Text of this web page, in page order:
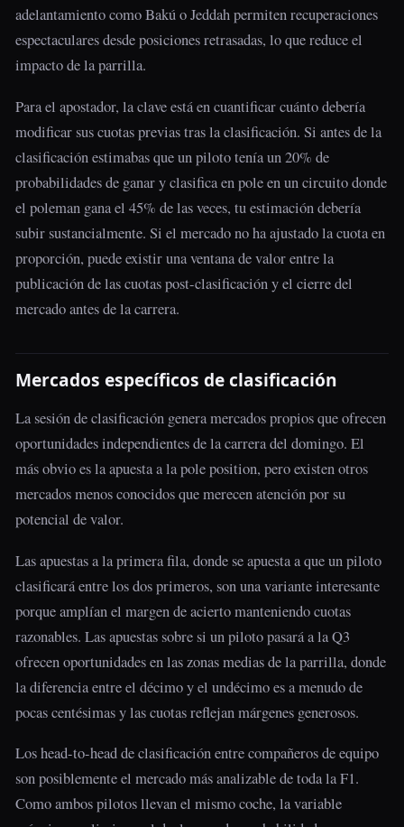
adelantamiento como Bakú o Jeddah permiten recuperaciones
espectaculares desde posiciones retrasadas, lo que reduce el
impacto de la parrilla.
Para el apostador, la clave está en cuantificar cuánto debería
modificar sus cuotas previas tras la clasificación. Si antes de la
clasificación estimabas que un piloto tenía un 20% de
probabilidades de ganar y clasifica en pole en un circuito donde
el poleman gana el 45% de las veces, tu estimación debería
subir sustancialmente. Si el mercado no ha ajustado la cuota en
proporción, puede existir una ventana de valor entre la
publicación de las cuotas post-clasificación y el cierre del
mercado antes de la carrera.
Mercados específicos de clasificación
La sesión de clasificación genera mercados propios que ofrecen
oportunidades independientes de la carrera del domingo. El
más obvio es la apuesta a la pole position, pero existen otros
mercados menos conocidos que merecen atención por su
potencial de valor.
Las apuestas a la primera fila, donde se apuesta a que un piloto
clasificará entre los dos primeros, son una variante interesante
porque amplían el margen de acierto manteniendo cuotas
razonables. Las apuestas sobre si un piloto pasará a la Q3
ofrecen oportunidades en las zonas medias de la parrilla, donde
la diferencia entre el décimo y el undécimo es a menudo de
pocas centésimas y las cuotas reflejan márgenes generosos.
Los head-to-head de clasificación entre compañeros de equipo
son posiblemente el mercado más analizable de toda la F1.
Como ambos pilotos llevan el mismo coche, la variable